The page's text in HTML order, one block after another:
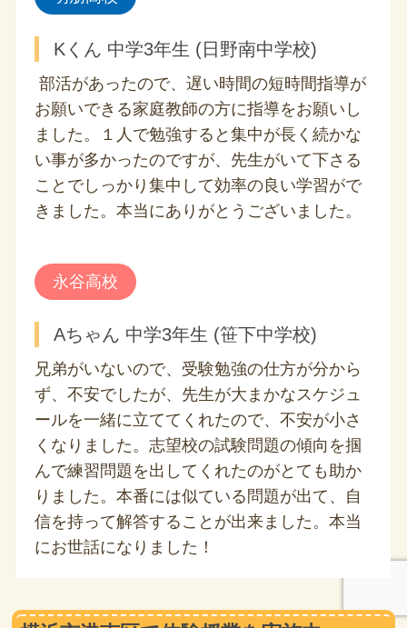
Kくん 中学3年生 (日野南中学校)
部活があったので、遅い時間の短時間指導が
お願いできる家庭教師の方に指導をお願いし
ました。１人で勉強すると集中が長く続かな
い事が多かったのですが、先生がいて下さる
ことでしっかり集中して効率の良い学習がで
きました。本当にありがとうございました。
永谷高校
Aちゃん 中学3年生 (笹下中学校)
兄弟がいないので、受験勉強の仕方が分から
ず、不安でしたが、先生が大まかなスケジュ
ールを一緒に立ててくれたので、不安が小さ
くなりました。志望校の試験問題の傾向を掴
んで練習問題を出してくれたのがとても助か
りました。本番には似ている問題が出て、自
信を持って解答することが出来ました。本当
にお世話になりました！